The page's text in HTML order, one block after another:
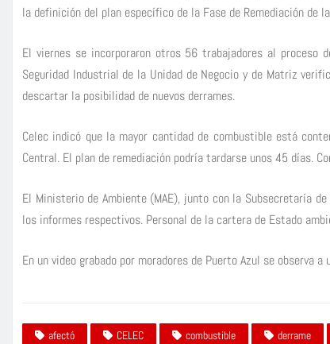
la definición del plan específico de la Fase de Remediación de
El viernes se incorporaron otros 56 trabajadores al proceso
Seguridad Industrial de la Unidad de Negocio y de Matriz
descartar la posibilidad de nuevos derrames.
Celec indicó que la mayor cantidad de combustible está
Central. El plan de remediación podría tardarse unos 45 días.
El Ministerio de Ambiente (MAE), junto con la Subsecretaría
los informes respectivos. Personal de la cartera de Estado
En un video grabado por moradores de Puerto Azul se observa
afectó CELEC combustible derrame